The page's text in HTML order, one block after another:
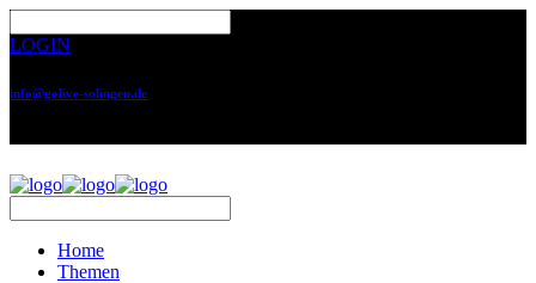
LOGIN
info@golive-solingen.de
Home
Themen